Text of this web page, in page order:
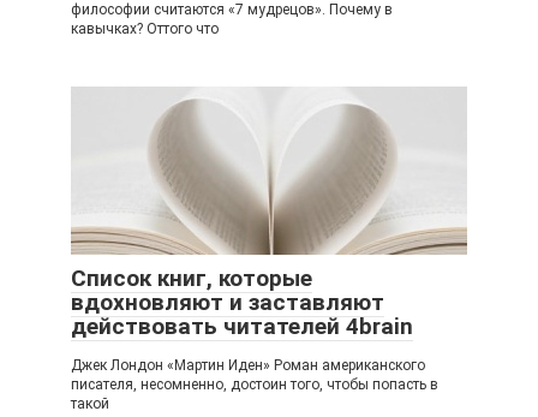
философии считаются «7 мудрецов». Почему в
кавычках? Оттого что
Список книг, которые
вдохновляют и заставляют
действовать читателей 4brain
Джек Лондон «Мартин Иден» Роман американского
писателя, несомненно, достоин того, чтобы попасть в
такой